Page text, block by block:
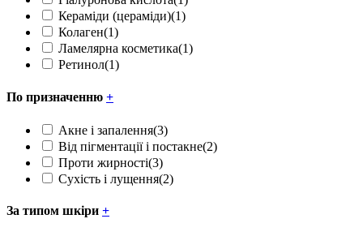
Кераміди (цераміди)(1)
Колаген(1)
Ламелярна косметика(1)
Ретинол(1)
По призначенню +
Акне і запалення(3)
Від пігментації і постакне(2)
Проти жирності(3)
Сухість і лущення(2)
За типом шкіри +